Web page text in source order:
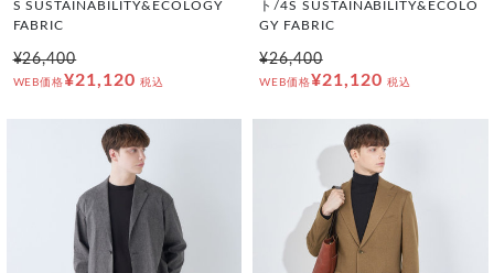
S SUSTAINABILITY&ECOLOGY
FABRIC
¥26,400
WEB価格¥21,120 税込
ト/4S SUSTAINABILITY&ECOLO
GY FABRIC
¥26,400
WEB価格¥21,120 税込